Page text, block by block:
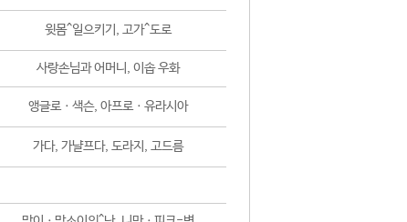
윗몸^일으키기, 고가^도로
사랑손님과 어머니, 이솝 우화
앵글로ㆍ색슨, 아프로ㆍ유라시아
가다, 가냘프다, 도라지, 고드름